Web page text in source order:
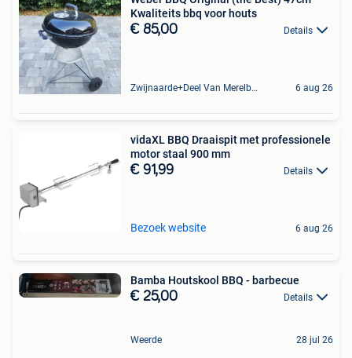
Kwaliteits bbq voor houts
€ 85,00 Details
Zwijnaarde+Deel Van Merelbeke 6 aug 26
vidaXL BBQ Draaispit met professionele
motor staal 900 mm
€ 91,99 Details
Bezoek website 6 aug 26
Bamba Houtskool BBQ - barbecue
€ 25,00 Details
Weerde 28 jul 26